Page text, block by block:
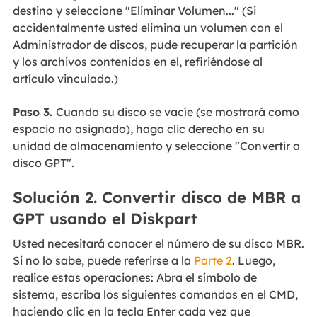
destino y seleccione "Eliminar Volumen..." (Si
accidentalmente usted elimina un volumen con el
Administrador de discos, pude recuperar la partición
y los archivos contenidos en el, refiriéndose al
artículo vinculado.)
Paso 3. Cuando su disco se vacíe (se mostrará como
espacio no asignado), haga clic derecho en su
unidad de almacenamiento y seleccione "Convertir a
disco GPT".
Solución 2. Convertir disco de MBR a
GPT usando el Diskpart
Usted necesitará conocer el número de su disco MBR.
Si no lo sabe, puede referirse a la Parte 2. Luego,
realice estas operaciones: Abra el símbolo de
sistema, escriba los siguientes comandos en el CMD,
haciendo clic en la tecla Enter cada vez que